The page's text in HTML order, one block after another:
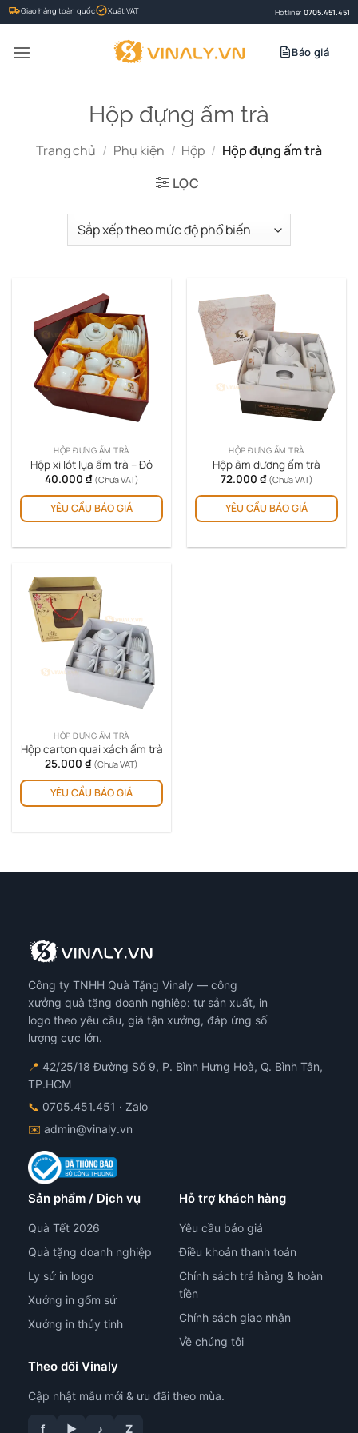
Bỏ
qua
nội
Giao hàng toàn quốc Xuất VAT Hotline: 0705.451.451
Báo giá
Hộp đựng ấm trà
Trang chủ / Phụ kiện / Hộp / Hộp đựng ấm trà
LỌC
HỘP ĐỰNG ẤM TRÀ
Hộp xi lót lụa ấm trà – Đỏ
40.000 ₫ (Chưa VAT)
YÊU CẦU BÁO GIÁ
HỘP ĐỰNG ẤM TRÀ
Hộp âm dương ấm trà
72.000 ₫ (Chưa VAT)
YÊU CẦU BÁO GIÁ
HỘP ĐỰNG ẤM TRÀ
Hộp carton quai xách ấm trà
25.000 ₫ (Chưa VAT)
YÊU CẦU BÁO GIÁ
Công ty TNHH Quà Tặng Vinaly — công
xưởng quà tặng doanh nghiệp: tự sản xuất, in
logo theo yêu cầu, giá tận xưởng, đáp ứng số
lượng cực lớn.
📍 42/25/18 Đường Số 9, P. Bình Hưng Hoà, Q. Bình Tân,
TP.HCM
📞 0705.451.451 · Zalo
✉️ admin@vinaly.vn
Sản phẩm / Dịch vụ
Quà Tết 2026
Quà tặng doanh nghiệp
Ly sứ in logo
Xưởng in gốm sứ
Xưởng in thủy tinh
Hỗ trợ khách hàng
Yêu cầu báo giá
Điều khoản thanh toán
Chính sách trả hàng & hoàn
tiền
Chính sách giao nhận
Về chúng tôi
Theo dõi Vinaly
Cập nhật mẫu mới & ưu đãi theo mùa.
f ▶ ♪ Z